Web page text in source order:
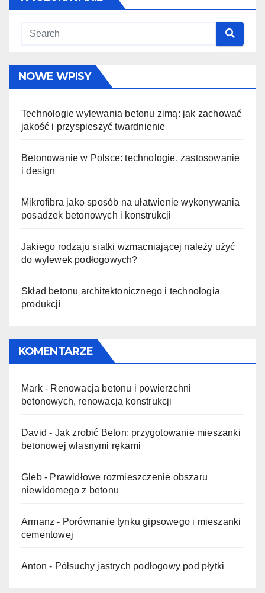
NOWE WPISY
Technologie wylewania betonu zimą: jak zachować
jakość i przyspieszyć twardnienie
Betonowanie w Polsce: technologie, zastosowanie
i design
Mikrofibra jako sposób na ułatwienie wykonywania
posadzek betonowych i konstrukcji
Jakiego rodzaju siatki wzmacniającej należy użyć
do wylewek podłogowych?
Skład betonu architektonicznego i technologia
produkcji
KOMENTARZE
Mark- Renowacja betonu i powierzchni
betonowych, renowacja konstrukcji
David - Jak zrobić Beton: przygotowanie mieszanki
betonowej własnymi rękami
Gleb- Prawidłowe rozmieszczenie obszaru
niewidomego z betonu
Armanz - Porównanie tynku gipsowego i mieszanki
cementowej
Anton - Półsuchy jastrych podłogowy pod płytki